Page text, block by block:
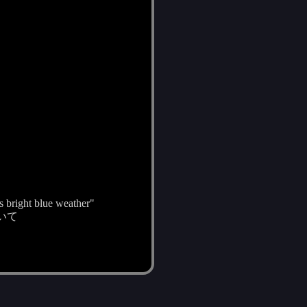
bright blue weather"
て